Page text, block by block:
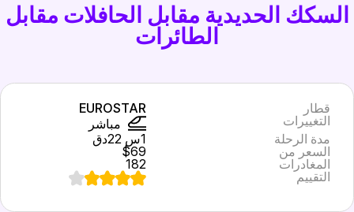
السكك الحديدية مقابل الحافلات مقابل
الطائرات
قطار
EUROSTAR
التغييرات
مباشر
مدة الرحلة
1س 22دق
السعر من
$69
المغادرات
182
التقييم